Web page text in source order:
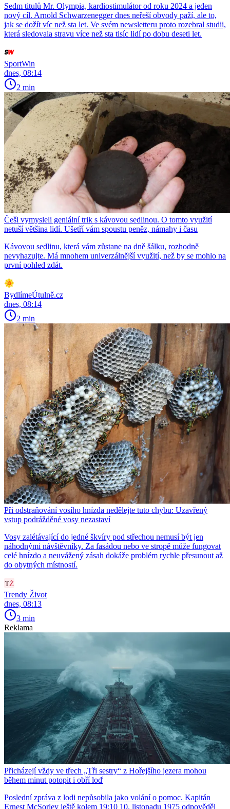
Sedm titulů Mr. Olympia, kardiostimulátor od roku 2024 a jeden
nový cíl. Arnold Schwarzenegger dnes neřeší obvody paží, ale to,
jak se dožít víc než sta let. Ve svém newsletteru proto rozebral studii,
která sledovala stravu více než sta tisíc lidí po dobu deseti let.
SportWin
dnes, 08:14
2 min
Češi vymysleli geniální trik s kávovou sedlinou. O tomto využití
netuší většina lidí. Ušetří vám spoustu peněz, námahy i času
Kávovou sedlinu, která vám zůstane na dně šálku, rozhodně
nevyhazujte. Má mnohem univerzálnější využití, než by se mohlo na
první pohled zdát.
BydlímeÚtulně.cz
dnes, 08:14
2 min
Při odstraňování vosího hnízda nedělejte tuto chybu: Uzavřený
vstup podrážděné vosy nezastaví
Vosy zalétávající do jedné škvíry pod střechou nemusí být jen
náhodnými návštěvníky. Za fasádou nebo ve stropě může fungovat
celé hnízdo a neuvážený zásah dokáže problém rychle přesunout až
do obytných místností.
Trendy Život
dnes, 08:13
3 min
Reklama
Přicházejí vždy ve třech „Tři sestry“ z Hořejšího jezera mohou
během minut potopit i obří loď
Poslední zpráva z lodi nepůsobila jako volání o pomoc. Kapitán
Ernest McSorley ještě kolem 19:10 10. listopadu 1975 odpověděl